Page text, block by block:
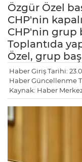
Özgür Özel
CHP'nin
CHP'nin grup
Toplantıda
Özel, grup
Haber Giriş Tarihi:
Haber Güncellenme
Kaynak: Haber